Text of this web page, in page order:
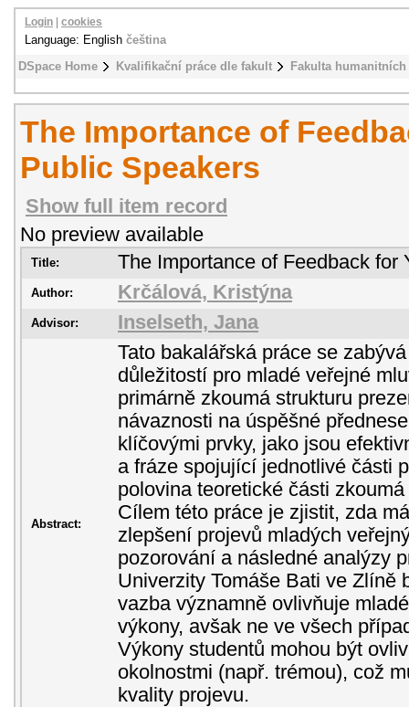
DSpace Home Kvalifikační práce dle fakult Fakulta
Login cookies
Language: English čeština
The Importance of
Public Speakers
Show full item record
No preview available
Title: The Importance of Feedback for
Author: Krčálová, Kristýna
Advisor: Inselseth, Jana
Abstract:
Tato bakalářská práce se
důležitostí pro mladé veřejné
primárně zkoumá strukturu
návaznosti na úspěšné
klíčovými prvky, jako jsou
a fráze spojující jednotlivé části
polovina teoretické části
Cílem této práce je zjistit, zda
zlepšení projevů mladých
pozorování a následné analýzy
Univerzity Tomáše Bati ve Zlíně
vazba významně ovlivňuje
výkony, avšak ne ve všech
Výkony studentů mohou být
okolnostmi (např. trémou), což
kvality projevu.